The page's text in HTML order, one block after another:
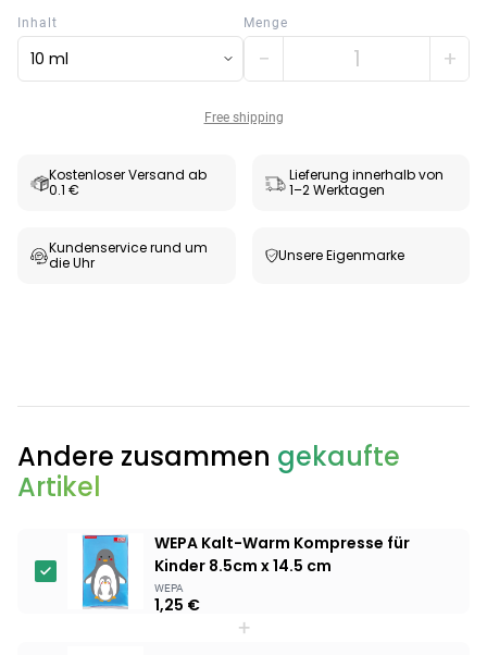
&
Gesundheit
Haushalt
Inhalt
10 ml
Menge
− +
Free shipping
Kostenloser Versand ab
0.1 €
Lieferung innerhalb von
1–2 Werktagen
Kundenservice rund um
die Uhr
Unsere Eigenmarke
Andere zusammen gekaufte
Artikel
WEPA Kalt-Warm Kompresse für
Kinder 8.5cm x 14.5 cm
WEPA
1,25 €
+